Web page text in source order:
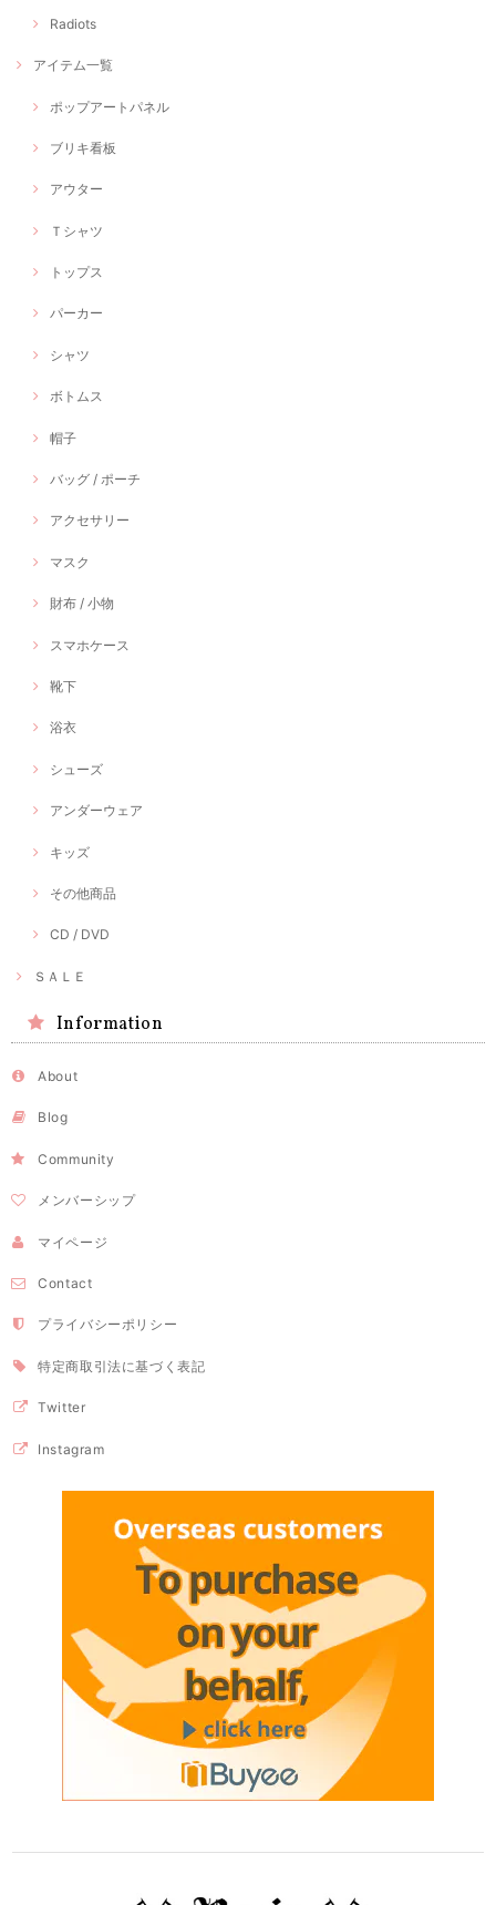
Radiots
アイテム一覧
ポップアートパネル
ブリキ看板
アウター
Ｔシャツ
トップス
パーカー
シャツ
ボトムス
帽子
バッグ / ポーチ
アクセサリー
マスク
財布 / 小物
スマホケース
靴下
浴衣
シューズ
アンダーウェア
キッズ
その他商品
CD / DVD
ＳＡＬＥ
Information
About
Blog
Community
メンバーシップ
マイページ
Contact
プライバシーポリシー
特定商取引法に基づく表記
Twitter
Instagram